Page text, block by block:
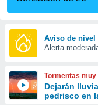
las
y
forma
digital
basada
Aviso de
Alerta
Tormentas
Dejarán
pedrisco en